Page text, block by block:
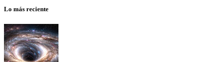
Lo más reciente